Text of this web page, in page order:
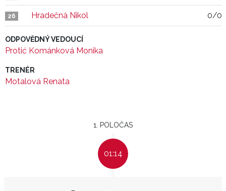
26 Hradečná Nikol 0/0
ODPOVĚDNÝ VEDOUCÍ
Protić Kománková Monika
TRENÉR
Motalová Renata
1. POLOČAS
01:14